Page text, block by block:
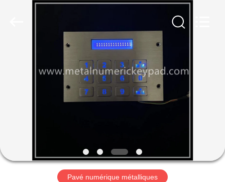
PRODUITS
DE
NOUS
Pavé numérique métalliques